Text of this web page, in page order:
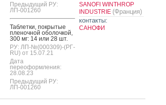
Предыдущий РУ:
ЛП-001260
Таб­летки, пок­ры­тые
пле­ноч­ной обо­лоч­кой,
300 мг: 14 или 28 шт.
РУ: ЛП-№(000309)-(РГ-
RU) от 15.07.21
Дата
переоформления:
28.08.23
Предыдущий РУ:
ЛП-001260
SANOFI WINTHROP
INDUSTRIE (Франция)
контакты:
САНОФИ